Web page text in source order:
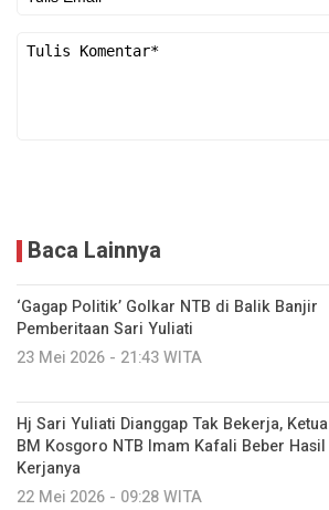
Baca Lainnya
‘Gagap Politik’ Golkar NTB di Balik Banjir
Pemberitaan Sari Yuliati
23 Mei 2026 - 21:43 WITA
Hj Sari Yuliati Dianggap Tak Bekerja, Ketua
BM Kosgoro NTB Imam Kafali Beber Hasil
Kerjanya
22 Mei 2026 - 09:28 WITA